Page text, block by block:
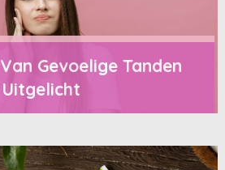
Gevoelige Tanden
Uitgelicht